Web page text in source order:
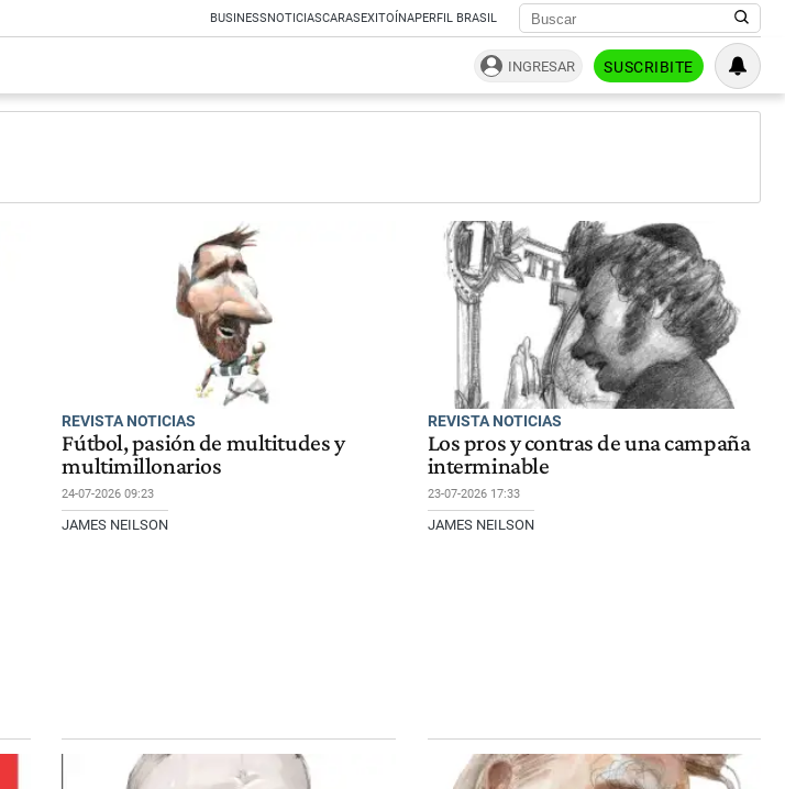
BUSINESSNOTICIASCARASEXITOÍNAPERFIL BRASIL
INGRESAR SUSCRIBITE
REVISTA NOTICIAS
Fútbol, pasión de multitudes y
multimillonarios
24-07-2026 09:23
JAMES NEILSON
REVISTA NOTICIAS
Los pros y contras de una campaña
interminable
23-07-2026 17:33
JAMES NEILSON